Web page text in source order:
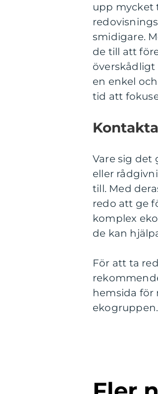
upp mycket
smidigare.
de till att
överskådligt
en enkel
tid att
Vare sig det
eller
till. Med
redo att ge
komplex
de kan
För att ta
hemsida för